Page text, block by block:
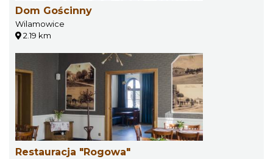
Dom Gościnny
Wilamowice
2.19 km
Restauracja "Rogowa"